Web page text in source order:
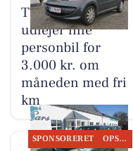
TT CARS ApS
udlejer lille
personbil for
3.000 kr. om
måneden med fri
km
SPONSORERET OPSLAGSTAVLEN